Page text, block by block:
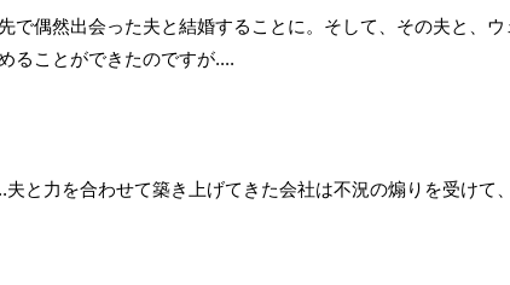
で偶然出会った夫と結婚することに。そして、その夫と、ウ
ることができたのですが....
と力を合わせて築き上げてきた会社は不況の煽りを受けて